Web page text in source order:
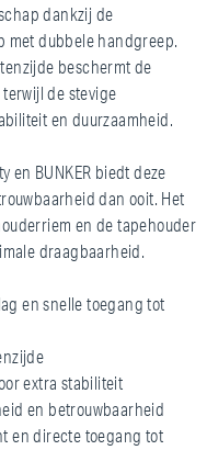
dankzij de
met dubbele handgreep.
beschermt de
de stevige
en duurzaamheid.
en BUNKER biedt deze
dan ooit. Het
en de tapehouder
draagbaarheid.
en snelle toegang tot
extra stabiliteit
en betrouwbaarheid
en directe toegang tot